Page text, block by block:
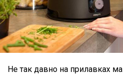
Не так давно на прилавках